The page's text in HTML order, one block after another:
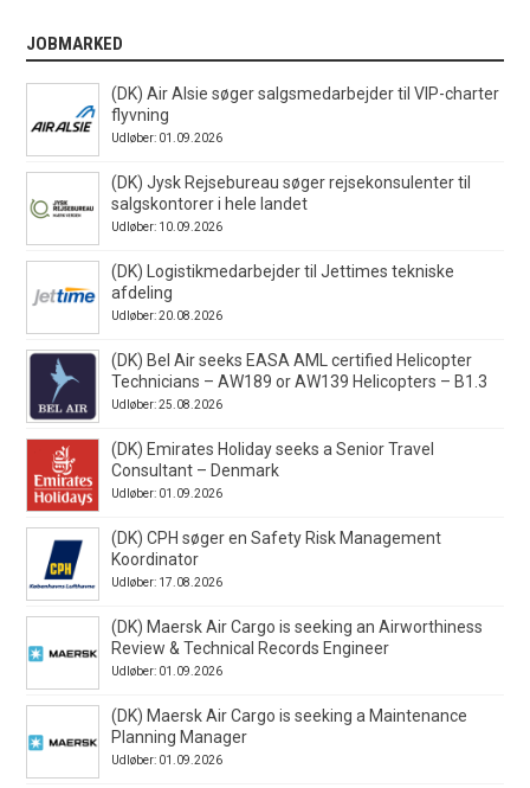
JOBMARKED
(DK) Air Alsie søger salgsmedarbejder til VIP-charter
flyvning
Udløber: 01.09.2026
(DK) Jysk Rejsebureau søger rejsekonsulenter til
salgskontorer i hele landet
Udløber: 10.09.2026
(DK) Logistikmedarbejder til Jettimes tekniske
afdeling
Udløber: 20.08.2026
(DK) Bel Air seeks EASA AML certified Helicopter
Technicians – AW189 or AW139 Helicopters – B1.3
Udløber: 25.08.2026
(DK) Emirates Holiday seeks a Senior Travel
Consultant – Denmark
Udløber: 01.09.2026
(DK) CPH søger en Safety Risk Management
Koordinator
Udløber: 17.08.2026
(DK) Maersk Air Cargo is seeking an Airworthiness
Review & Technical Records Engineer
Udløber: 01.09.2026
(DK) Maersk Air Cargo is seeking a Maintenance
Planning Manager
Udløber: 01.09.2026